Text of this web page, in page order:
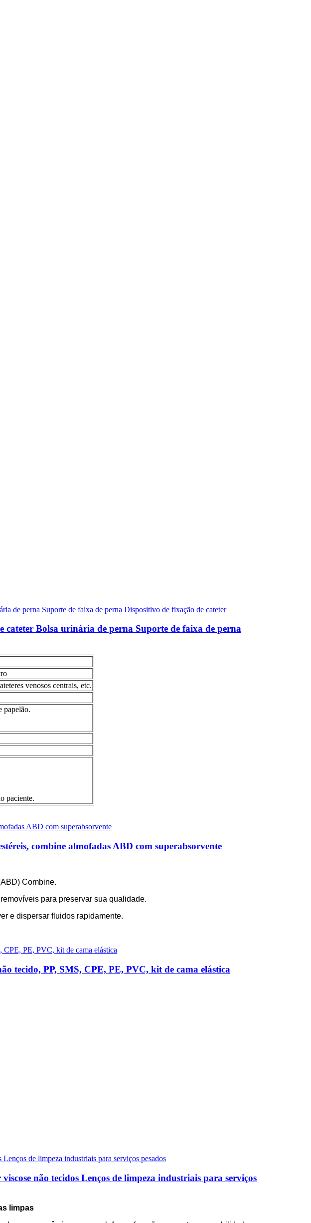
cateter Bolsa urinária de perna Suporte de faixa de perna
venosos centrais, etc.
papelão.
paciente.
combine almofadas ABD com superabsorvente
Combine.
para preservar sua qualidade.
e dispersar fluidos rapidamente.
tecido, PP, SMS, CPE, PE, PVC, kit de cama elástica
não tecidos Lenços de limpeza industriais para serviços
limpas